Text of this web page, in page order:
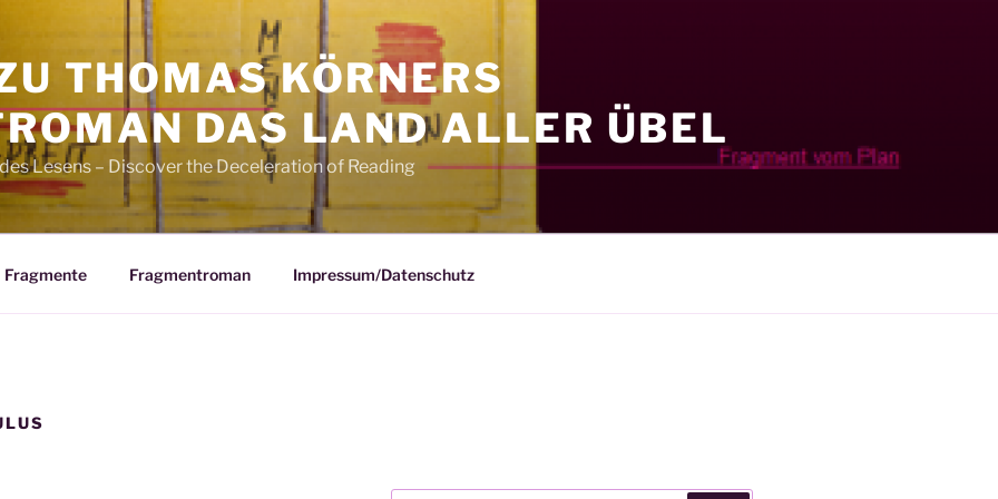
THOMAS KÖRNERS
DAS LAND ALLER ÜBEL
Lesens – Discover the Deceleration of Reading
Fragmente Fragmentroman Impressum/Datenschutz